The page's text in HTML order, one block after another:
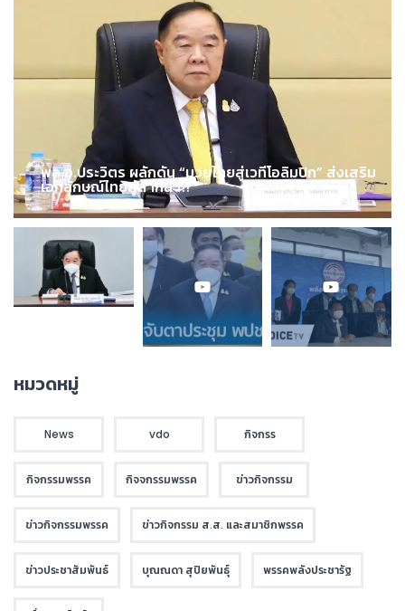
พล.อ.ประวิตร ผลักดัน “มวยไทยสู่เวทีโอลิมปิก” ส่งเสริม
เอกลักษณ์ไทยสู่สากล !!!
หมวดหมู่
News vdo กิจกรร
กิจกรรมพรรค กิจจกรรมพรรค ข่าวกิจกรรม
ข่าวกิจกรรมพรรค ข่าวกิจกรรม ส.ส. และสมาชิกพรรค
ข่าวประชาสัมพันธ์ บุณณดา สุปิยพันธุ์ พรรคพลังประชารัฐ